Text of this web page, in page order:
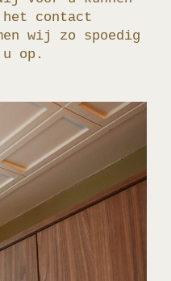
contact
wij zo spoedig
op.